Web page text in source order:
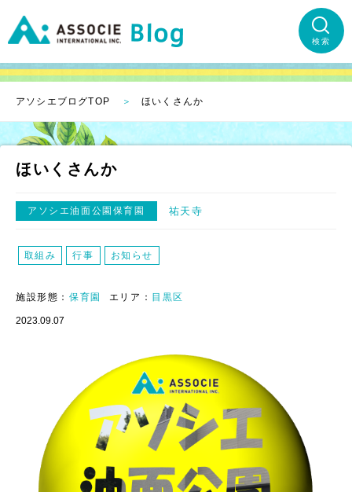
検索
アソシエブログTOP ほいくさんか
ほいくさんか
アソシエ油面公園保育園 祐天寺
取組み 行事 お知らせ
施設形態： 保育園 エリア： 目黒区
2023.09.07